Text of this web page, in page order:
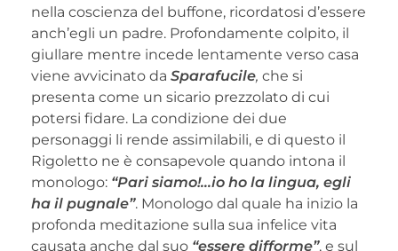
nella coscienza del buffone, ricordatosi d’essere
anch’egli un padre. Profondamente colpito, il
giullare mentre incede lentamente verso casa
viene avvicinato da Sparafucile, che si
presenta come un sicario prezzolato di cui
potersi fidare. La condizione dei due
personaggi li rende assimilabili, e di questo il
Rigoletto ne è consapevole quando intona il
monologo: “Pari siamo!…io ho la lingua, egli
ha il pugnale”. Monologo dal quale ha inizio la
profonda meditazione sulla sua infelice vita
causata anche dal suo “essere difforme”, e sul